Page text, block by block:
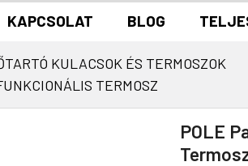
KAPCSOLAT BLOG
KULACSOK ÉS TERMOSZOK
TERMOSZ
POLE